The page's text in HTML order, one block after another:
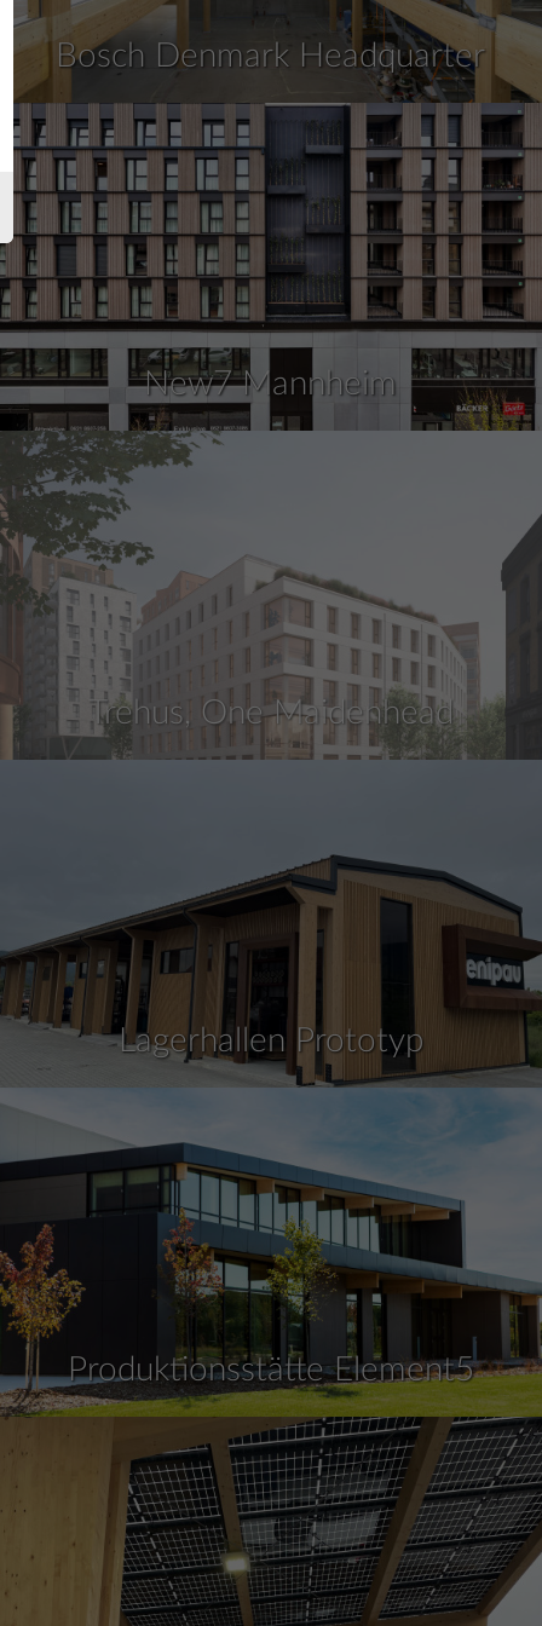
Bosch Denmark Headquarter
New7 Mannheim
Trehus, One Maidenhead
Lagerhallen Prototyp
Produktionsstätte Element5